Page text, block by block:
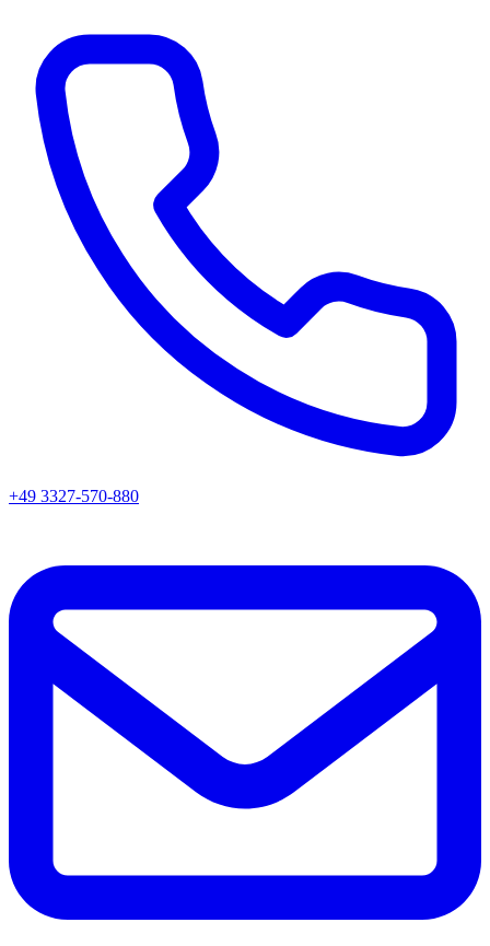
+49 3327-570-880